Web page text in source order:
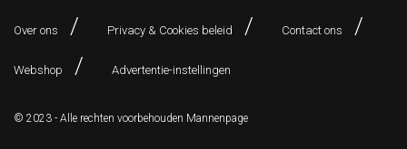
Over ons Privacy & Cookies beleid Contact ons
Webshop Advertentie-instellingen
© 2023 - Alle rechten voorbehouden Mannenpage